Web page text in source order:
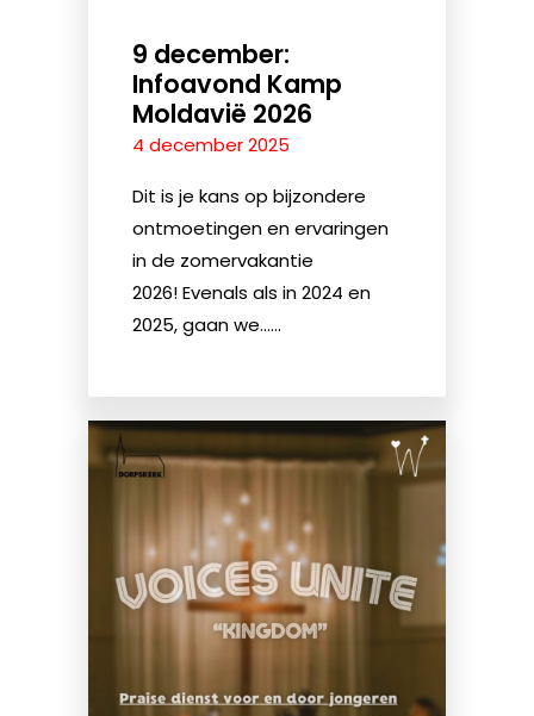
9 december:
Infoavond Kamp
Moldavië 2026
4 december 2025
Dit is je kans op bijzondere
ontmoetingen en ervaringen
in de zomervakantie
2026! Evenals als in 2024 en
2025, gaan we......